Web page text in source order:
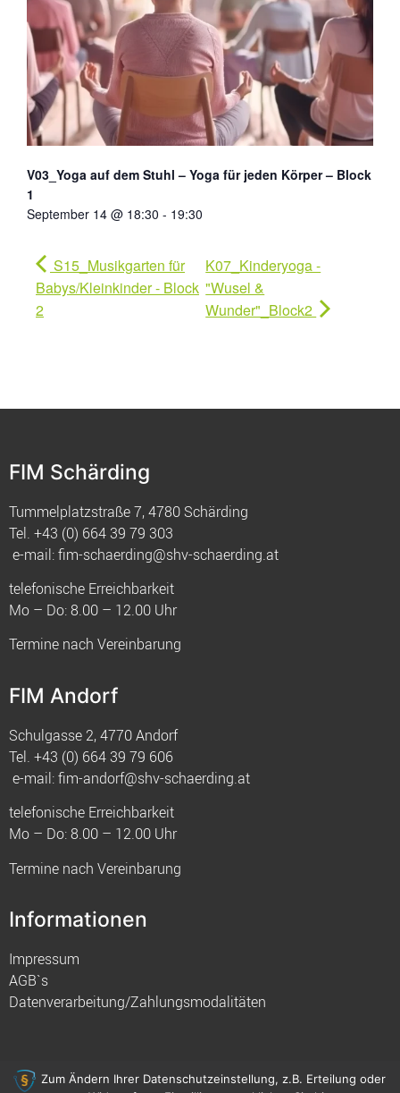
V03_Yoga auf dem Stuhl – Yoga für jeden Körper – Block
1
September 14 @ 18:30 - 19:30
S15_Musikgarten für
Babys/Kleinkinder - Block
2
K07_Kinderyoga -
"Wusel &
Wunder"_Block2
FIM Schärding
Tummelplatzstraße 7, 4780 Schärding
Tel. +43 (0) 664 39 79 303
e-mail:fim-schaerding@shv-schaerding.at
telefonische Erreichbarkeit
Mo – Do: 8.00 – 12.00 Uhr
Termine nach Vereinbarung
FIM Andorf
Schulgasse 2, 4770 Andorf
Tel. +43 (0) 664 39 79 606
e-mail:fim-andorf@shv-schaerding.at
telefonische Erreichbarkeit
Mo – Do: 8.00 – 12.00 Uhr
Termine nach Vereinbarung
Informationen
Impressum
AGB`s
Datenverarbeitung/Zahlungsmodalitäten
Zum Ändern Ihrer Datenschutzeinstellung, z.B. Erteilung oder